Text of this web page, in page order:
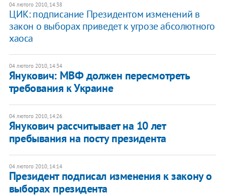
04 лютого 2010, 14:38
ЦИК: подписание Президентом изменений в
закон о выборах приведет к угрозе абсолютного
хаоса
04 лютого 2010, 14:34
Янукович: МВФ должен пересмотреть
требования к Украине
04 лютого 2010, 14:26
Янукович рассчитывает на 10 лет
пребывания на посту президента
04 лютого 2010, 14:14
Президент подписал изменения к закону о
выборах президента